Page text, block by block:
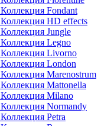
Коллекция Fondant
Коллекция HD effects
Коллекция Jungle
Коллекция Legno
Коллекция Livorno
Коллекция London
Коллекция Marenostrum
Коллекция Mattonella
Коллекция Milano
Коллекция Normandy
Коллекция Petra